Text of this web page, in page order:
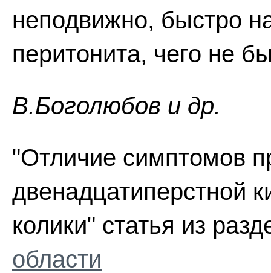
неподвижно, быстро
перитонита, чего не
В.Боголюбов и др.
"Отличие симптомов
двенадцатиперстной
колики" статья из
области